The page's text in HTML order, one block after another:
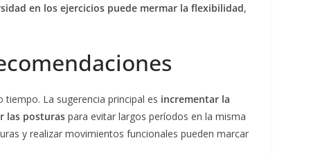
en los ejercicios puede mermar la flexibilidad,
La sugerencia principal es incrementar la
las posturas para evitar largos períodos en la misma
y realizar movimientos funcionales pueden marcar